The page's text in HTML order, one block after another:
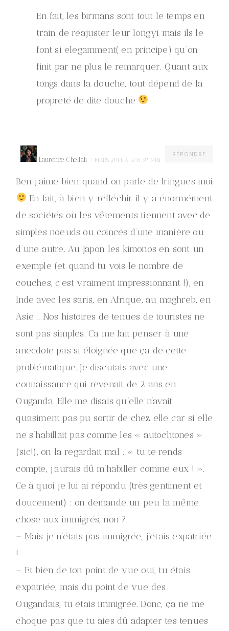
En fait, les birmans sont tout le temps en
train de réajuster leur longyi mais ils le
font si elegamment( en principe) qu’on
finit par ne plus le remarquer. Quant aux
tongs dans la douche, tout dépend de la
propreté de dite douche
RÉPONDRE
Laurence Chellali 7 MARS 2014 À 12 H 59 MIN
Ben j’aime bien quand on parle de fringues moi
En fait, à bien y réfléchir il y a énormément
de sociétés où les vêtements tiennent avec de
simples noeuds ou coincés d’une manière ou
d’une autre. Au Japon les kimonos en sont un
exemple (et quand tu vois le nombre de
couches, c’est vraiment impressionnant !), en
Inde avec les saris, en Afrique, au maghreb, en
Asie … Nos histoires de tenues de touristes ne
sont pas simples. Ca me fait penser à une
anecdote pas si éloignée que ça de cette
problématique. Je discutais avec une
connaissance qui revenait de 2 ans en
Ouganda. Elle me disais qu’elle n’avait
quasiment pas pu sortir de chez elle car si elle
ne s’habillait pas comme les « autochtones »
(sic!), on la regardait mal : « tu te rends
compte, j’aurais dû m’habiller comme eux ! ».
Ce à quoi je lui ai répondu (très gentiment et
doucement) : on demande un peu la même
chose aux immigrés, non ?
– Mais je n’étais pas immigrée, j’étais expatriée
!
– Et bien de ton point de vue oui, tu étais
expatriée, mais du point de vue des
Ougandais, tu étais immigrée. Donc, ça ne me
choque pas que tu aies dû adapter tes tenues